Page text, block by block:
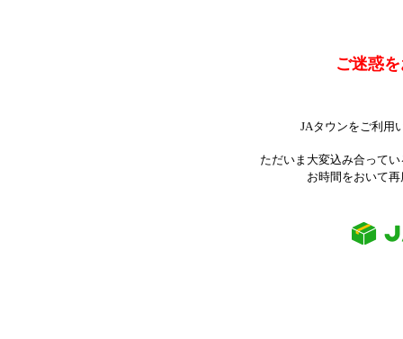
ご迷惑
JAタウンをご利用
ただいま大変込み合って
お時間をおいて